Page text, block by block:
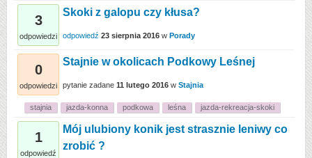
3
odpowiedzi
Skoki z galopu czy kłusa?
odpowiedź 23 sierpnia 2016 w Porady
0
odpowiedzi
Stajnie w okolicach Podkowy Leśnej
pytanie zadane 11 lutego 2016 w Stajnia
stajnia jazda-konna podkowa leśna jazda-rekreacja-skoki
1
odpowiedź
Mój ulubiony konik jest strasznie leniwy co
zrobić ?